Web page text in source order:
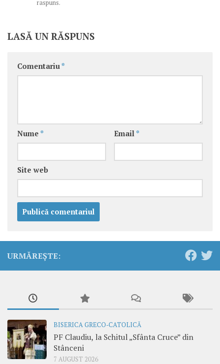
raspuns.
LASĂ UN RĂSPUNS
Comentariu *
Nume * Email *
Site web
URMĂREȘTE:
BISERICA GRECO-CATOLICĂ
PF Claudiu, la Schitul „Sfânta Cruce” din
Stânceni
7 AUGUST 2026